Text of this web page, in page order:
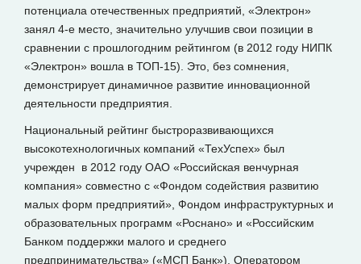
потенциала отечественных предприятий, «Электрон»
занял 4-е место, значительно улучшив свои позиции в
сравнении с прошлогодним рейтингом (в 2012 году НИПК
«Электрон» вошла в ТОП-15). Это, без сомнения,
демонстрирует динамичное развитие инновационной
деятельности предприятия.
Национальный рейтинг быстроразвивающихся
высокотехнологичных компаний «ТехУспех» был
учрежден в 2012 году ОАО «Российская венчурная
компания» совместно с «Фондом содействия развитию
малых форм предприятий», Фондом инфраструктурных и
образовательных программ «Роснано» и «Российским
Банком поддержки малого и среднего
предпринимательства» («МСП Банк»). Оператором